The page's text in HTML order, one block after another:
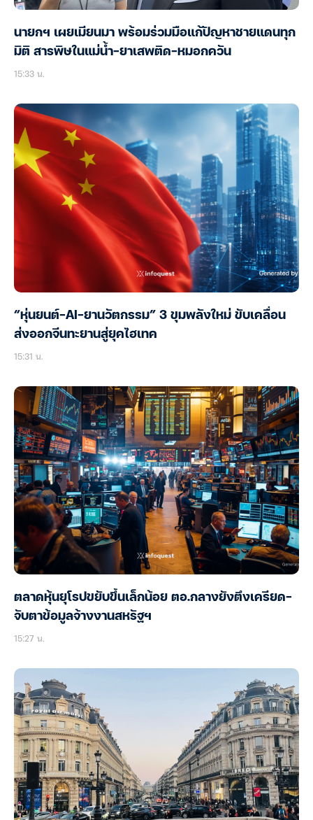
นายกฯ เผยเมียนมา พร้อมร่วมมือแก้ปัญหาชายแดนทุก
มิติ สารพิษในแม่น้ำ-ยาเสพติด-หมอกควัน
15:33 น.
“หุ่นยนต์-AI-ยานวัตกรรม” 3 ขุมพลังใหม่ ขับเคลื่อน
ส่งออกจีนทะยานสู่ยุคไฮเทค
15:31 น.
ตลาดหุ้นยุโรปขยับขึ้นเล็กน้อย ตอ.กลางยังตึงเครียด-
จับตาข้อมูลจ้างงานสหรัฐฯ
15:27 น.